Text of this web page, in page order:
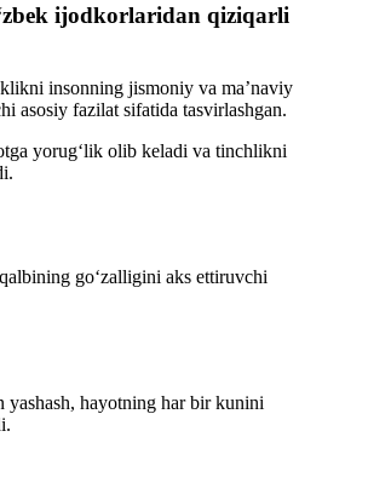
ijodkorlaridan qiziqarli
insonning jismoniy va ma’naviy
asosiy fazilat sifatida tasvirlashgan.
yorug‘lik olib keladi va tinchlikni
go‘zalligini aks ettiruvchi
yashash, hayotning har bir kunini